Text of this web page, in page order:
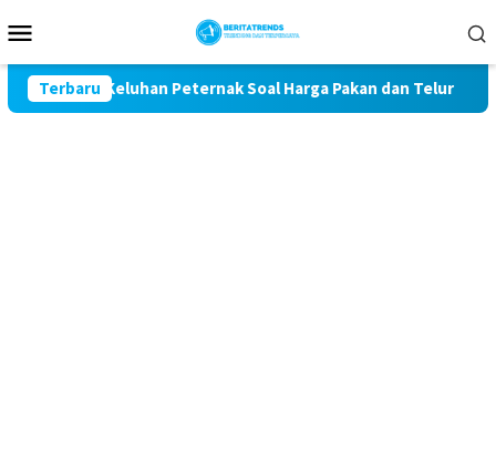
ke
Mobile
Terbaru
Keluhan Peternak Soal Harga Pakan dan Telur